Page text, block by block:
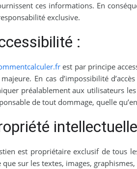
ces informations. En
exclusive.
:
est par principe
En cas d’impossibilité
préalablement aux utilisateurs
de tout dommage, quelle
est propriétaire exclusif de tous
sur les textes, images,